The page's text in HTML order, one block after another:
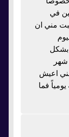
في
مني ان
بشكل
اعيش
تتعدى ١٧ ساعة يومياً فما